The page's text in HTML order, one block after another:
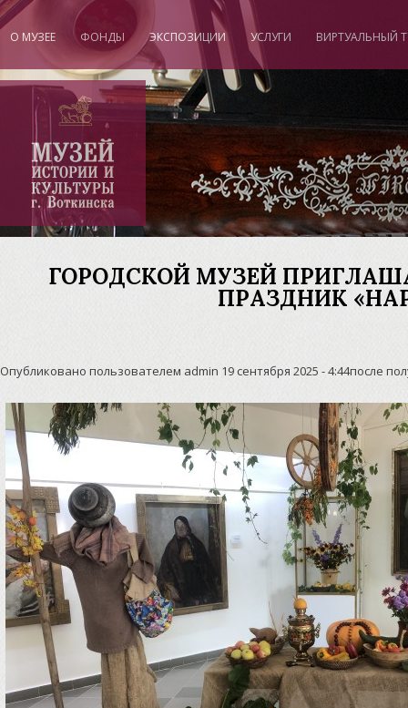
"
О МУЗЕЕ ФОНДЫ ЭКСПОЗИЦИИ УСЛУГИ ВИРТУАЛЬНЫЙ
ГОРОДСКОЙ МУЗЕЙ
ПРАЗДНИК
Опубликовано пользователем admin 19 сентября 2025 - 4:44после